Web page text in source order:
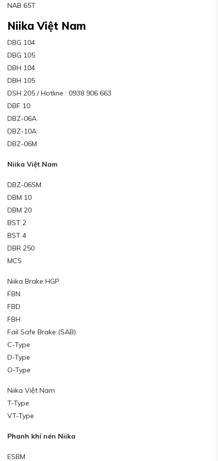
NAB 65T
Niika Việt Nam
DBG 104
DBG 105
DBH 104
DBH 105
DSH 205 / Hotline : 0938 906 663
DBF 10
DBZ-06A
DBZ-10A
DBZ-06M
Niika Việt Nam
DBZ-06SM
DBM 10
DBM 20
BST 2
BST 4
DBR 250
MCS
Niika Brake HGP
FBN
FBD
FBH
Fail Safe Brake (SAB)
C-Type
D-Type
O-Type
Niika Việt Nam
T-Type
VT-Type
Phanh khí nén Niika
ESBM